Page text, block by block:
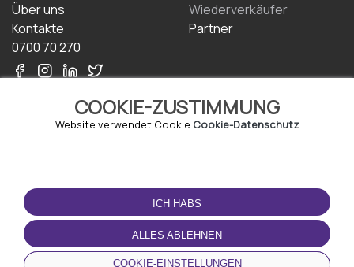
COOKIE-ZUSTIMMUNG
Website verwendet Cookie Cookie-Datenschutz
ICH HABS
ALLES ABLEHNEN
COOKIE-EINSTELLUNGEN
Über uns
Kontakte
0700 70 270
Wiederverkäufer
Partner
NUTZUNGSBEDINGUNGEN
Geschäftsbedingungen
Datenschutz-
Bestimmungen
Cookie-Richtlinie
LADEN SIE DIE APP
HERUNTER